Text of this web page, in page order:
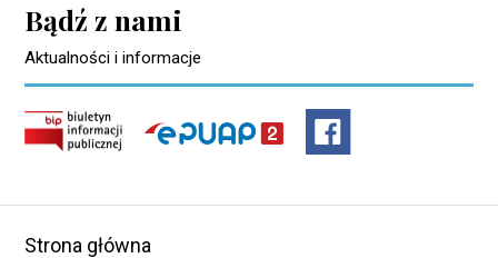
Bądź z nami
Aktualności i informacje
Strona główna